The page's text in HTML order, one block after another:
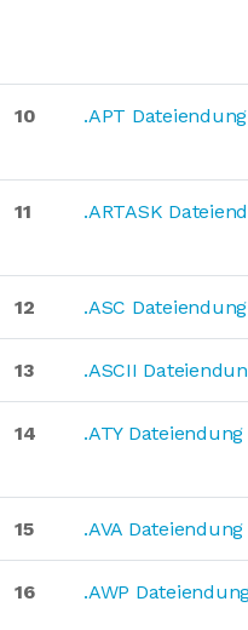
10 .APT Dateiendung
11 .ARTASK
12 .ASC Dateiendung
13 .ASCII
14 .ATY Dateiendung
15 .AVA Dateiendung
16 .AWP